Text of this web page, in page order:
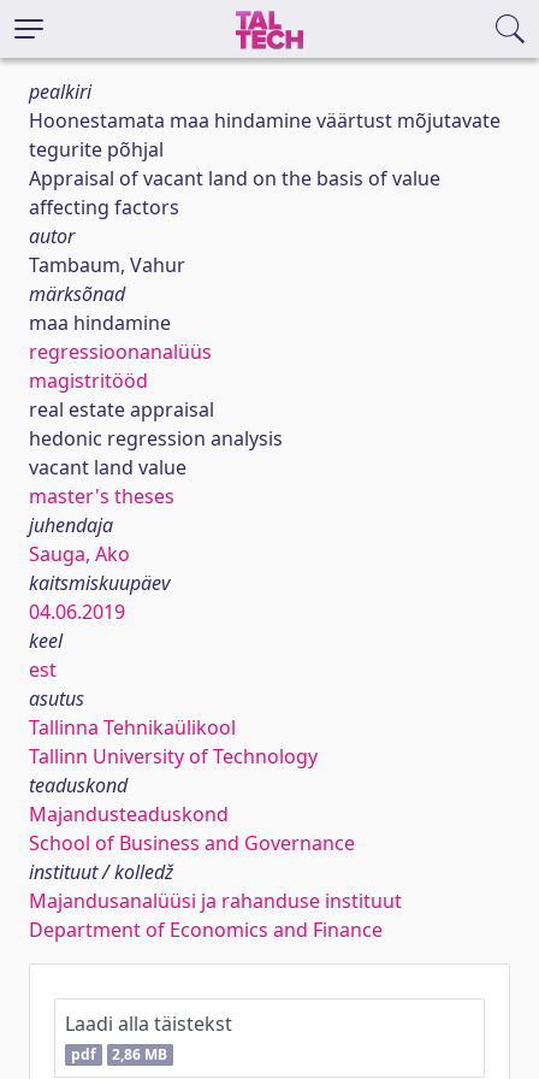
pealkiri
Hoonestamata maa hindamine väärtust mõjutavate
tegurite põhjal
Appraisal of vacant land on the basis of value
affecting factors
autor
Tambaum, Vahur
märksõnad
maa hindamine
regressioonanalüüs
magistritööd
real estate appraisal
hedonic regression analysis
vacant land value
master's theses
juhendaja
Sauga, Ako
kaitsmiskuupäev
04.06.2019
keel
est
asutus
Tallinna Tehnikaülikool
Tallinn University of Technology
teaduskond
Majandusteaduskond
School of Business and Governance
instituut / kolledž
Majandusanalüüsi ja rahanduse instituut
Department of Economics and Finance
Laadi alla täistekst
pdf 2,86 MB